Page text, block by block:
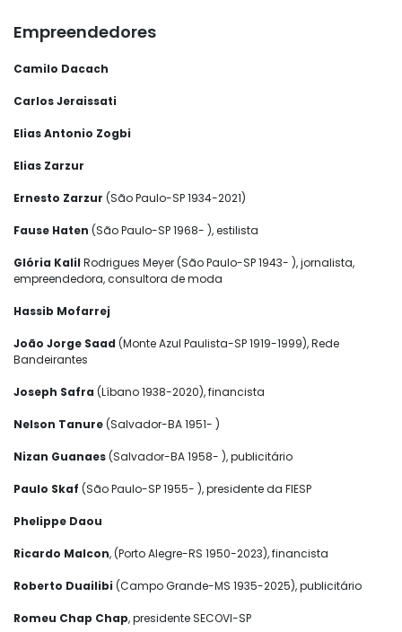
Empreendedores
Camilo Dacach
Carlos Jeraissati
Elias Antonio Zogbi
Elias Zarzur
Ernesto Zarzur (São Paulo-SP 1934-2021)
Fause Haten (São Paulo-SP 1968- ), estilista
Glória Kalil Rodrigues Meyer (São Paulo-SP 1943- ), jornalista,
empreendedora, consultora de moda
Hassib Mofarrej
João Jorge Saad (Monte Azul Paulista-SP 1919-1999), Rede
Bandeirantes
Joseph Safra (Líbano 1938-2020), financista
Nelson Tanure(Salvador-BA 1951- )
Nizan Guanaes(Salvador-BA 1958- ), publicitário
Paulo Skaf (São Paulo-SP 1955- ), presidente da FIESP
Phelippe Daou
Ricardo Malcon, (Porto Alegre-RS 1950-2023), financista
Roberto Duailibi (Campo Grande-MS 1935-2025), publicitário
Romeu Chap Chap, presidente SECOVI-SP